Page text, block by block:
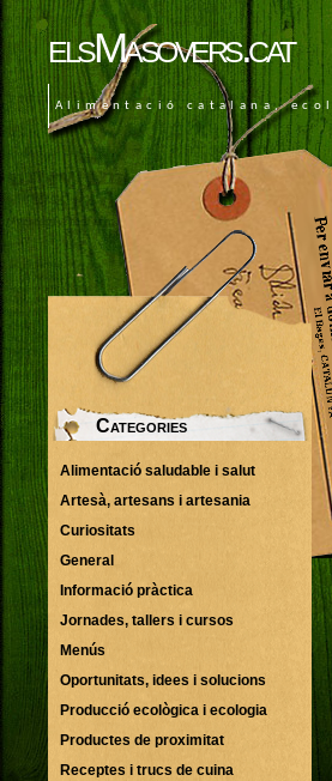
elsMasovers.cat
Alimentació catalana,
Categories
Alimentació saludable i salut
Artesà, artesans i artesania
Curiositats
General
Informació pràctica
Jornades, tallers i cursos
Menús
Oportunitats, idees i solucions
Producció ecològica i ecologia
Productes de proximitat
Receptes i trucs de cuina